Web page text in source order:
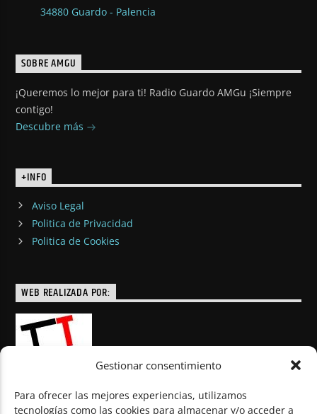
Gestionar consentimiento
Para ofrecer las mejores experiencias, utilizamos
tecnologías como las cookies para almacenar y/o acceder a
34880 Guardo - Palencia
SOBRE AMGU
¡Queremos lo mejor para ti! Radio Guardo AMGu ¡Siempre
contigo!
Descubre más
+INFO
Aviso Legal
Politica de Privacidad
Politica de Cookies
WEB REALIZADA POR: